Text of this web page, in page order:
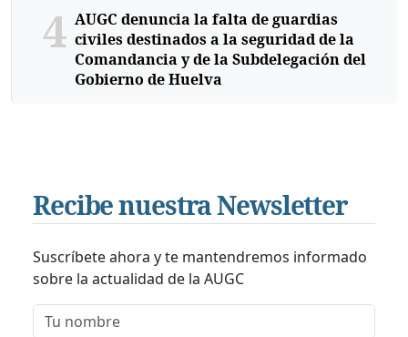
4 AUGC denuncia la falta de guardias
civiles destinados a la seguridad de la
Comandancia y de la Subdelegación del
Gobierno de Huelva
Recibe nuestra Newsletter
Suscríbete ahora y te mantendremos informado
sobre la actualidad de la AUGC